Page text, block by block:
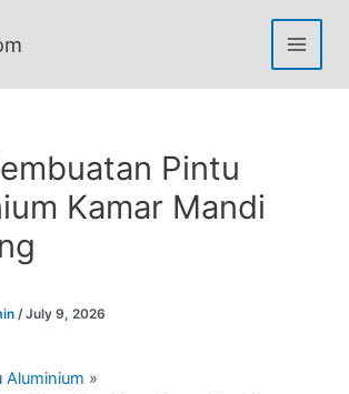
Pintu
Kamar Mandi
/July 9, 2026
Aluminium